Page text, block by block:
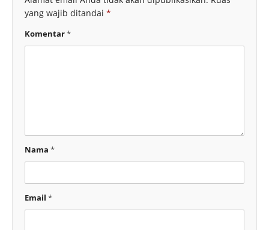
yang wajib ditandai *
Komentar*
Nama *
Email *